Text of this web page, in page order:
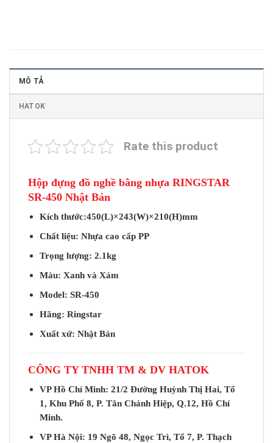
MÔ TẢ
HATOK
Rate this product
Hộp đựng đồ nghề bằng nhựa RINGSTAR
SR-450 Nhật Bản
Kích thước:450(L)×243(W)×210(H)mm
Chất liệu: Nhựa cao cấp PP
Trọng lượng: 2.1kg
Màu: Xanh và Xám
Model: SR-450
Hãng: Ringstar
Xuất xứ: Nhật Bản
CÔNG TY TNHH TM & DV HATOK
VP Hồ Chí Minh: 21/2 Đường Huỳnh Thị Hai, Tổ
1, Khu Phố 8, P. Tân Chánh Hiệp, Q.12, Hồ Chí
Minh.
VP Hà Nội: 19 Ngõ 48, Ngọc Trì, Tổ 7, P. Thạch